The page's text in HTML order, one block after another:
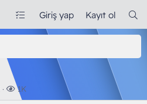
Giriş yap Kayıt ol
G
ö
1K